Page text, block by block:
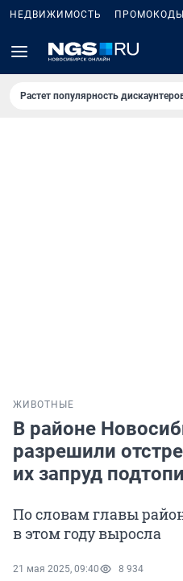
НЕДВИЖИМОСТЬ ПРОМОКОДЫ
Растет популярность
ЖИВОТНЫЕ
В районе
разрешили
их запруд
По словам главы
в этом году выросла
21 мая 2025, 09:40 8 934